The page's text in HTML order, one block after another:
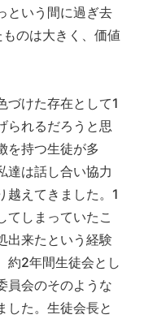
という間に過ぎ去
のは大きく、価値
けた存在として1
られるだろうと思
を持つ生徒が多
達は話し合い協力
越えてきました。1
てしまっていたこ
出来たという経験
約2年間生徒会とし
員会のそのような
した。生徒会長と